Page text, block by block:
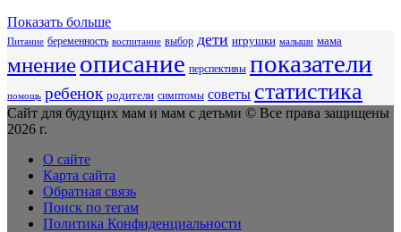
Показать больше
Питание беременность воспитание выбор дети игрушки малыши мама
мнениеописание перспективы показатели
помощь ребенок родители симптомы советы статистика
Сайт для будущих мам и мам с детьми © Все права защищены
2026 г.
О сайте
Карта сайта
Обратная связь
Поиск по тегам
Политика Конфиденциальности